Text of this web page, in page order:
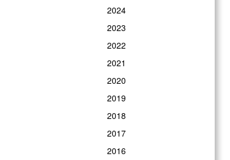
2024
2023
2022
2021
2020
2019
2018
2017
2016